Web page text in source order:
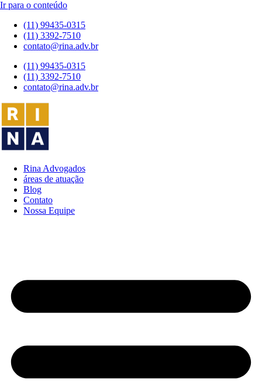
Ir para o conteúdo
(11) 99435-0315
(11) 3392-7510
contato@rina.adv.br
(11) 99435-0315
(11) 3392-7510
contato@rina.adv.br
Rina Advogados
áreas de atuação
Blog
Contato
Nossa Equipe